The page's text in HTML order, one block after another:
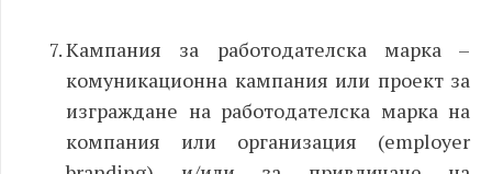
Кампания за работодателска марка –
комуникационна кампания или проект за
изграждане на работодателска марка на
компания или организация (employer